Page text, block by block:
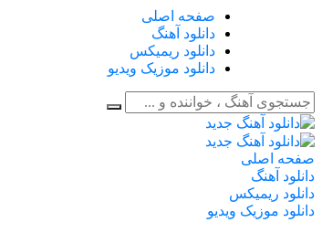
صفحه اصلی
دانلود آهنگ
دانلود ریمیکس
دانلود موزیک ویدیو
صفحه اصلی
دانلود آهنگ
دانلود ریمیکس
دانلود موزیک ویدیو